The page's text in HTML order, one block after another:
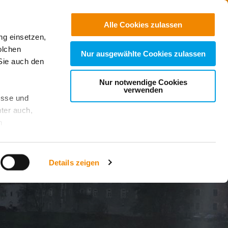
einsetzen,
auch den
und
auch,
. Wenn
Cookie-
Sie:
Details zeigen
Alle Cookies zulassen
Nur ausgewählte Cookies zulassen
Nur notwendige Cookies
verwenden
Suchen
Nähe
Freie